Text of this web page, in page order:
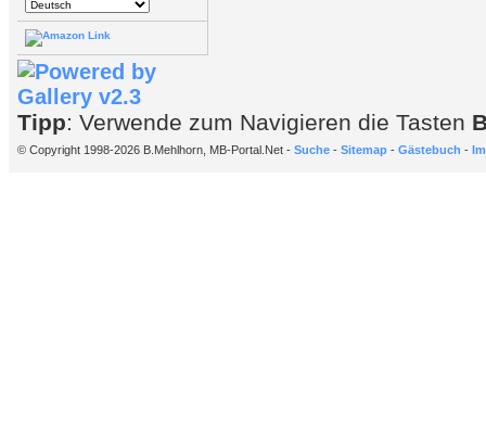
Tipp: Verwende zum Navigieren die Tasten
© Copyright 1998-2026 B.Mehlhorn, MB-Portal.Net - Suche - Sitemap - Gästebuch -